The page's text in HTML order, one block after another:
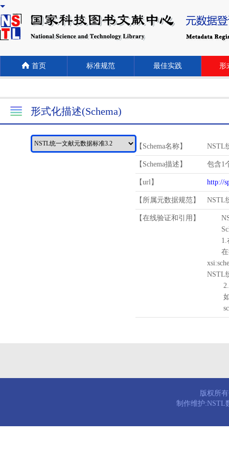
首页 标准规范 最佳实践 形
形式化描述(Schema)
【Schema名称】 NSTL
【Schema描述】 包含1
【url】 http://
【所属元数据规范】 NSTL
【在线验证和引用】
1.
在待
NSTL
2.
如需
版权所
制作维护:NSTL